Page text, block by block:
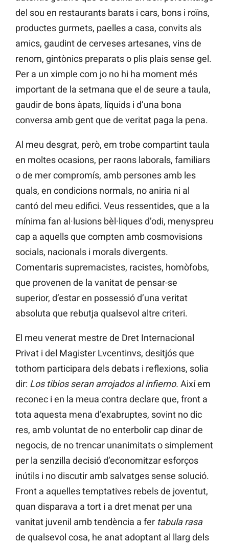
del sou en restaurants barats i cars, bons i roïns,
productes gurmets, paelles a casa, convits als
amics, gaudint de cerveses artesanes, vins de
renom, gintònics preparats o plis plais sense gel.
Per a un ximple com jo no hi ha moment més
important de la setmana que el de seure a taula,
gaudir de bons àpats, líquids i d’una bona
conversa amb gent que de veritat paga la pena.
Al meu desgrat, però, em trobe compartint taula
en moltes ocasions, per raons laborals, familiars
o de mer compromís, amb persones amb les
quals, en condicions normals, no aniria ni al
cantó del meu edifici. Veus ressentides, que a la
mínima fan al·lusions bèl·liques d’odi, menyspreu
cap a aquells que compten amb cosmovisions
socials, nacionals i morals divergents.
Comentaris supremacistes, racistes, homòfobs,
que provenen de la vanitat de pensar-se
superior, d’estar en possessió d’una veritat
absoluta que rebutja qualsevol altre criteri.
El meu venerat mestre de Dret Internacional
Privat i del Magister Lvcentinvs, desitjós que
tothom participara dels debats i reflexions, solia
dir: Los tibios seran arrojados al infierno. Així em
reconec i en la meua contra declare que, front a
tota aquesta mena d’exabruptes, sovint no dic
res, amb voluntat de no enterbolir cap dinar de
negocis, de no trencar unanimitats o simplement
per la senzilla decisió d’economitzar esforços
inútils i no discutir amb salvatges sense solució.
Front a aquelles temptatives rebels de joventut,
quan disparava a tort i a dret menat per una
vanitat juvenil amb tendència a fer tabula rasa
de qualsevol cosa, he anat adoptant al llarg dels